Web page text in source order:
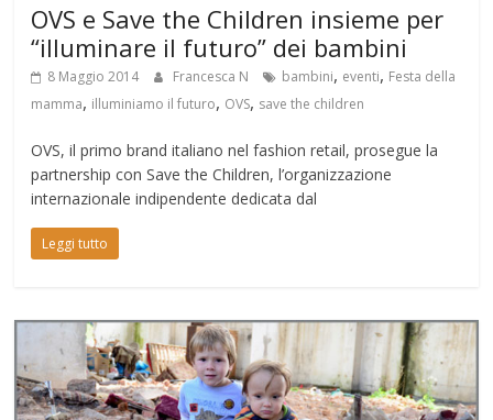
OVS e Save the Children insieme per
“illuminare il futuro” dei bambini
8 Maggio 2014 Francesca N bambini, eventi, Festa della
mamma, illuminiamo il futuro, OVS, save the children
OVS, il primo brand italiano nel fashion retail, prosegue la
partnership con Save the Children, l’organizzazione
internazionale indipendente dedicata dal
Leggi tutto